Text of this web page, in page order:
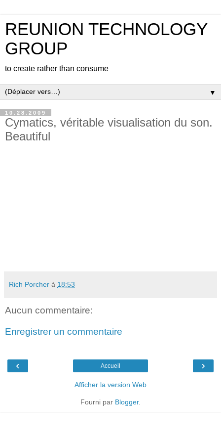
REUNION TECHNOLOGY
GROUP
to create rather than consume
▼
10.28.2009
Cymatics, véritable visualisation du son.
Beautiful
Rich Porcher à 18:53
Aucun commentaire:
Enregistrer un commentaire
‹ ›
Accueil
Afficher la version Web
Fourni par Blogger.